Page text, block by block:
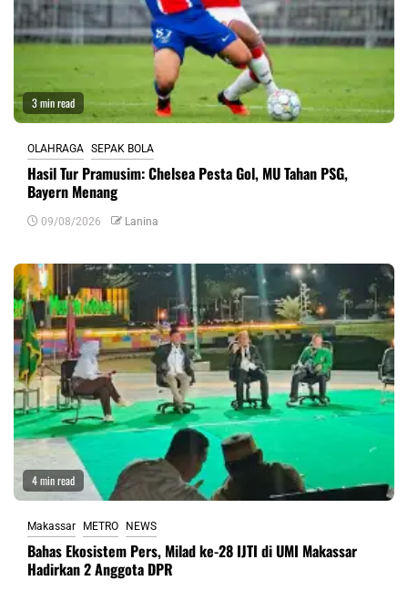
3 min read
OLAHRAGA SEPAK BOLA
Hasil Tur Pramusim: Chelsea Pesta Gol, MU Tahan PSG,
Bayern Menang
09/08/2026 Lanina
4 min read
Makassar METRO NEWS
Bahas Ekosistem Pers, Milad ke-28 IJTI di UMI Makassar
Hadirkan 2 Anggota DPR